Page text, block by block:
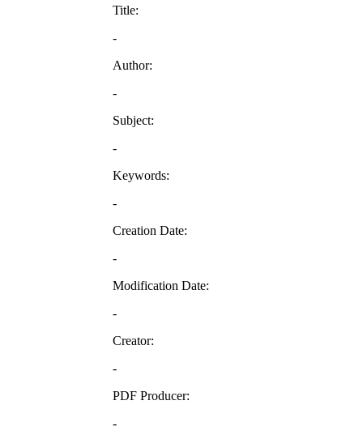
Title:
-
Author:
-
Subject:
-
Keywords:
-
Creation Date:
-
Modification Date:
-
Creator:
-
PDF Producer:
-